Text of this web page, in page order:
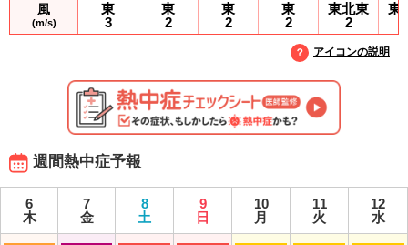
風
(m/s)
東
3
東
2
東
2
東
2
東北東
2
東
アイコンの説明
週間熱中症予報
6
木
7
金
8
土
9
日
10
月
11
火
12
水